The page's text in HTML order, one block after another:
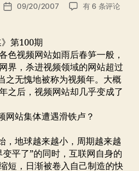
发
期
09/20/2007
视
遭
遇
集
体
滑
卢
有 6 条评论
第100期
视频网站如雨后春笋一般，
界，杀进视频领域的网站超过
之无愧地被称为视频年。大概
之后，视频网站却几乎变成了
站集体遭遇滑铁卢？
地球越来越小，周期越来越
平了”的同时，互联网自身的
短，日渐被卷入自己制造的快